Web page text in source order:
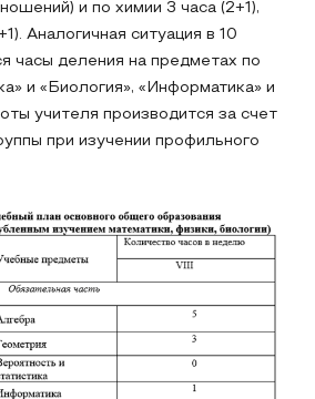
и по химии 3 часа (2+1),
Аналогичная ситуация в 10
часы деления на предметах по
и «Биология», «Информатика» и
учителя производится за счет
при изучении профильного